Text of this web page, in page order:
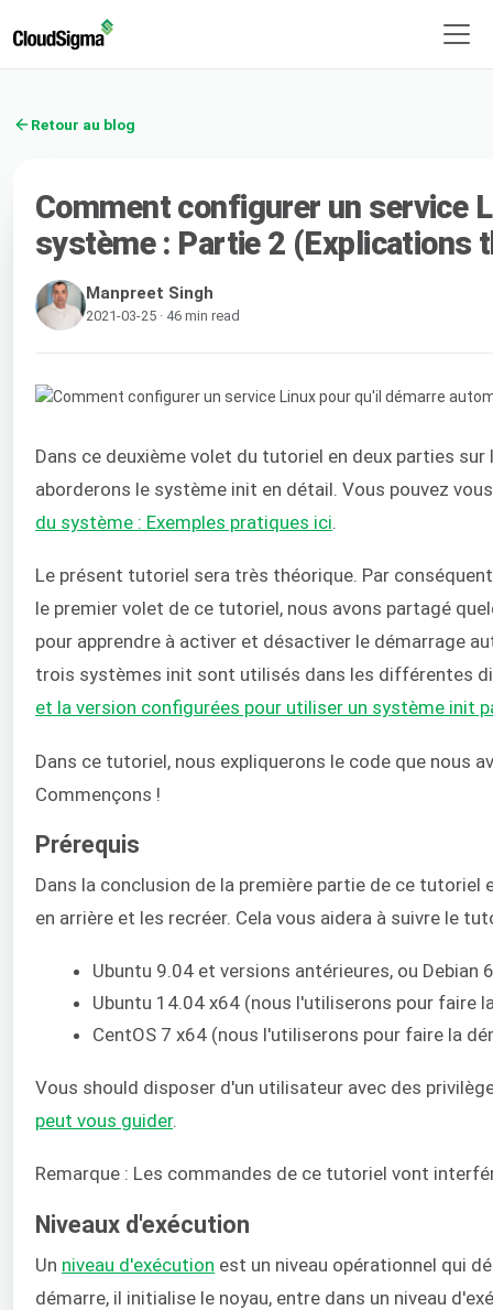
Retour au blog
Comment configurer un service
système : Partie 2 (Explications
Manpreet Singh
2021-03-25 · 46 min read
Dans ce deuxième volet du tutoriel en deux parties
aborderons le système init en détail. Vous pouvez
du système : Exemples pratiques ici
Le présent tutoriel sera très théorique. Par
le premier volet de ce tutoriel, nous avons partagé
pour apprendre à activer et désactiver le démarrage
trois systèmes init sont utilisés dans les différentes
et la version configurées pour utiliser un système init
Dans ce tutoriel, nous expliquerons le code que nous
Commençons !
Prérequis
Dans la conclusion de la première partie de ce
en arrière et les recréer. Cela vous aidera à suivre le
Ubuntu 9.04 et versions antérieures, ou
Ubuntu 14.04 x64 (nous l'utiliserons pour faire
CentOS 7 x64 (nous l'utiliserons pour faire la
Vous should disposer d'un utilisateur avec des
peut vous guider.
Remarque : Les commandes de ce tutoriel vont
Niveaux d'exécution
Un niveau d'exécution est un niveau opérationnel qui
démarre, il initialise le noyau, entre dans un niveau